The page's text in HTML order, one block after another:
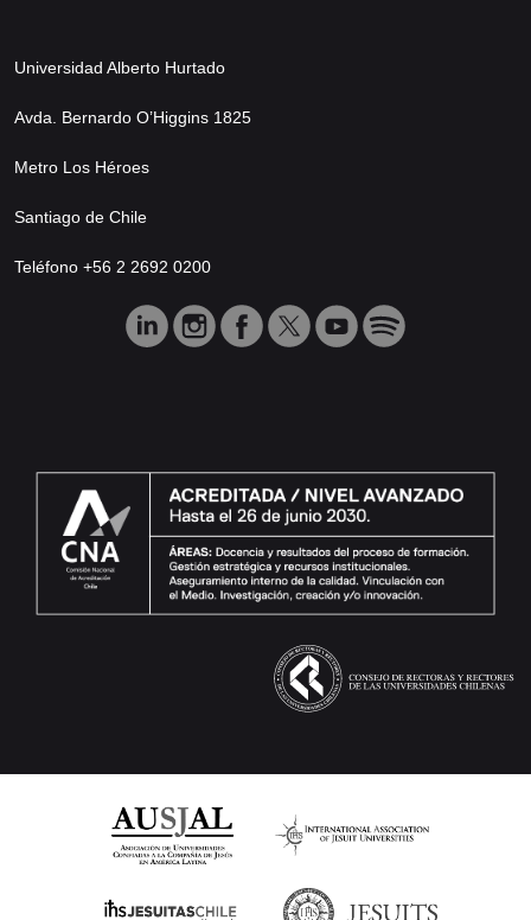
Universidad Alberto Hurtado
Avda. Bernardo O’Higgins 1825
Metro Los Héroes
Santiago de Chile
Teléfono +56 2 2692 0200